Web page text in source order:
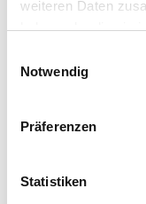
weiteren Daten
haben oder die sie
Notwendig
Präferenzen
Statistiken